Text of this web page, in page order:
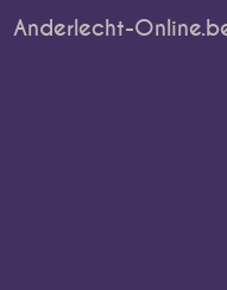
Anderlecht-